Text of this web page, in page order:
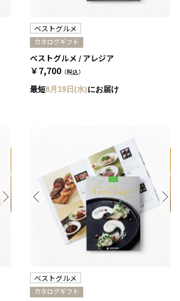
ベストグルメ
カタログギフト
ベストグルメ / アレジア
￥7,700 （税込）
最短8月19日(水)にお届け
ベストグルメ
カタログギフト